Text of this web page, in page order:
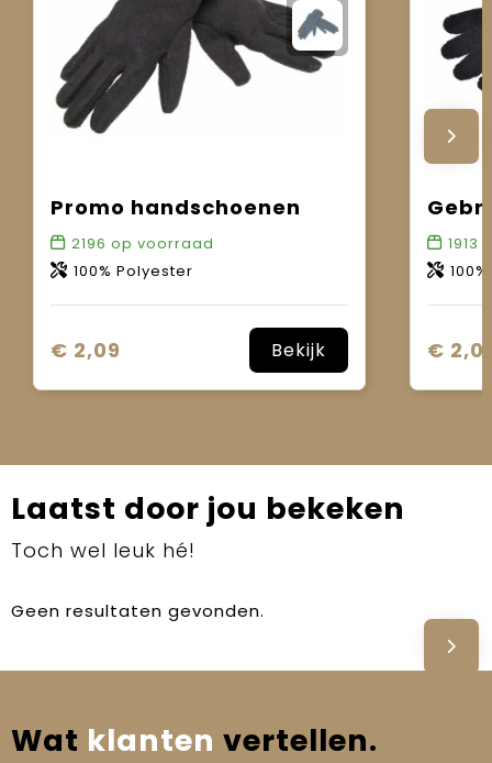
Promo handschoenen
2196 op voorraad
100% Polyester
€ 2,09 Bekijk
1913
€
Laatst door jou bekeken
Toch wel leuk hé!
Geen resultaten gevonden.
Wat klanten vertellen.